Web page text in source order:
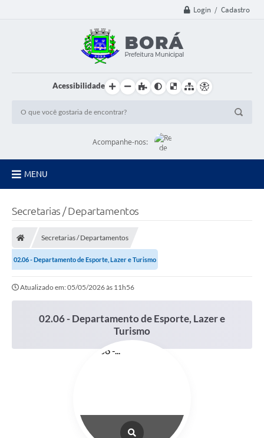
Login / Cadastro
Acessibilidade
Acompanhe-nos:
MENU
Transparência
Portal do Servidor
Secretarias / Departamentos
Secretarias / Departamentos
02.06 - Departamento de Esporte, Lazer e Turismo
Atualizado em: 05/05/2026 às 11h56
02.06 - Departamento de Esporte, Lazer e
Turismo